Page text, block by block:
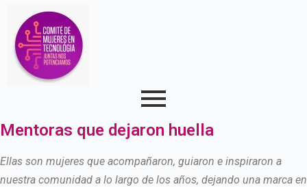
Mentoras que dejaron huella
Ellas son mujeres que acompañaron, guiaron e inspiraron a
nuestra comunidad a lo largo de los años, dejando una marca en